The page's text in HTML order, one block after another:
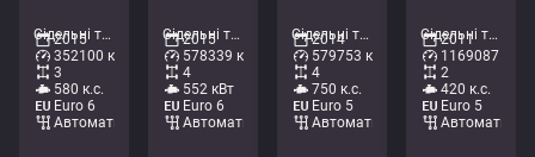
Сідельні тягачі • M945-2968
2015
352100 км
3
580 к.с.
Euro 6
Автоматичний
Сідельні тягачі • M786-2992
2015
578339 км
4
552 кВт
Euro 6
Автоматичний
Сідельні тягачі • M517-6753
2014
579753 км
4
750 к.с.
Euro 5
Автоматичний
Сідельні тягачі • M863-6080
2011
1169087 км
2
420 к.с.
Euro 5